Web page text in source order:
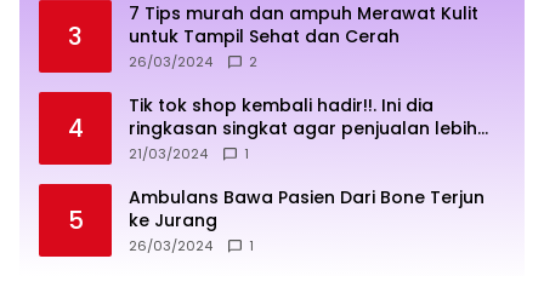
3
7 Tips murah dan ampuh Merawat Kulit
untuk Tampil Sehat dan Cerah
26/03/2024 2
4
Tik tok shop kembali hadir!!. Ini dia
ringkasan singkat agar penjualan lebih
sukses
21/03/2024 1
5
Ambulans Bawa Pasien Dari Bone Terjun
ke Jurang
26/03/2024 1